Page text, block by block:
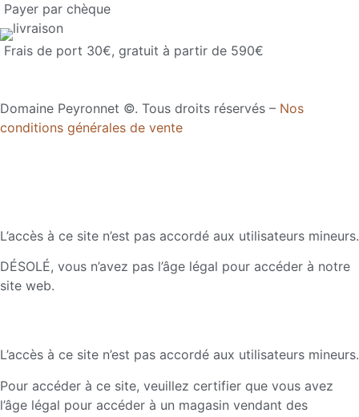
Payer par chèque
Frais de port 30€, gratuit à partir de 590€
Domaine Peyronnet ©. Tous droits réservés – Nos
conditions générales de vente
L’accès à ce site n’est pas accordé aux utilisateurs mineurs.
DÉSOLÉ, vous n’avez pas l’âge légal pour accéder à notre
site web.
L’accès à ce site n’est pas accordé aux utilisateurs mineurs.
Pour accéder à ce site, veuillez certifier que vous avez
l’âge légal pour accéder à un magasin vendant des